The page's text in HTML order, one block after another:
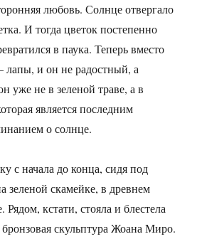
любовь. Солнце отвергало
И тогда цветок постепенно
в паука. Теперь вместо
лапы, и он не радостный, а
уже не в зеленой траве, а в
является последним
о солнце.
с начала до конца, сидя под
зеленой скамейке, в древнем
кстати, стояла и блестела
скульптура Жоана Миро.